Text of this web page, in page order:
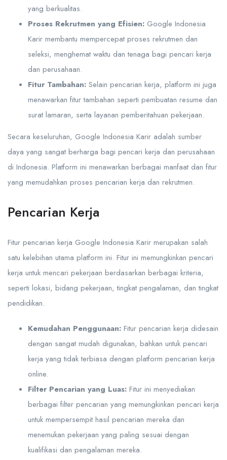
yang berkualitas.
Proses Rekrutmen yang Efisien: Google Indonesia
Karir membantu mempercepat proses rekrutmen dan
seleksi, menghemat waktu dan tenaga bagi pencari kerja
dan perusahaan.
Fitur Tambahan: Selain pencarian kerja, platform ini juga
menawarkan fitur tambahan seperti pembuatan resume dan
surat lamaran, serta layanan pemberitahuan pekerjaan.
Secara keseluruhan, Google Indonesia Karir adalah sumber
daya yang sangat berharga bagi pencari kerja dan perusahaan
di Indonesia. Platform ini menawarkan berbagai manfaat dan fitur
yang memudahkan proses pencarian kerja dan rekrutmen.
Pencarian Kerja
Fitur pencarian kerja Google Indonesia Karir merupakan salah
satu kelebihan utama platform ini. Fitur ini memungkinkan pencari
kerja untuk mencari pekerjaan berdasarkan berbagai kriteria,
seperti lokasi, bidang pekerjaan, tingkat pengalaman, dan tingkat
pendidikan.
Kemudahan Penggunaan: Fitur pencarian kerja didesain
dengan sangat mudah digunakan, bahkan untuk pencari
kerja yang tidak terbiasa dengan platform pencarian kerja
online.
Filter Pencarian yang Luas: Fitur ini menyediakan
berbagai filter pencarian yang memungkinkan pencari kerja
untuk mempersempit hasil pencarian mereka dan
menemukan pekerjaan yang paling sesuai dengan
kualifikasi dan pengalaman mereka.